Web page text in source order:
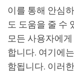
이를 통해 안심
도 도움을 줄 수
모든 사용자에
합니다. 여기에
함됩니다. 이러